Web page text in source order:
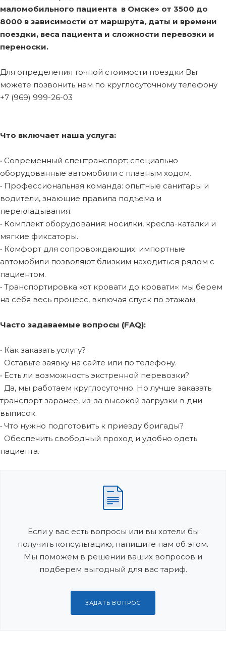
маломобильного пациента в Омске» от 3500 до
8000 в зависимости от маршрута, даты и времени
поездки, веса пациента и сложности перевозки и
переноски.
Для определения точной стоимости поездки Вы
можете позвонить нам по круглосуточному телефону
+7 (969) 999-26-03
Что включает наша услуга:
• Современный спецтранспорт: специально
оборудованные автомобили с плавным ходом.
• Профессиональная команда: опытные санитары и
водители, знающие правила подъема и
перекладывания.
• Комплект оборудования: носилки, кресла-каталки и
мягкие фиксаторы.
• Комфорт для сопровождающих: импортные
автомобили позволяют близким находиться рядом с
пациентом.
• Транспортировка «от кровати до кровати»: мы берем
на себя весь процесс, включая спуск по этажам.
Часто задаваемые вопросы (FAQ):
• Как заказать услугу?
Оставьте заявку на сайте или по телефону.
• Есть ли возможность экстренной перевозки?
Да, мы работаем круглосуточно. Но лучше заказать
транспорт заранее, из-за высокой загрузки в дни
выписок.
• Что нужно подготовить к приезду бригады?
Обеспечить свободный проход и удобно одеть
пациента.
Если у вас есть вопросы или вы хотели бы
получить консультацию, напишите нам об этом.
Мы поможем в решении ваших вопросов и
подберем выгодный для вас тариф.
ЗАДАТЬ ВОПРОС